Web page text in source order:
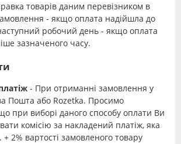
товарів даним перевізником в
- якщо оплата надійшла до
робочий день - якщо оплата
зазначеного часу.
- При отриманні замовлення у
Пошта або Rozetka. Просимо
при виборі даного способу оплати Ви
комісію за накладений платіж, яка
+ 2% вартості замовленого товару